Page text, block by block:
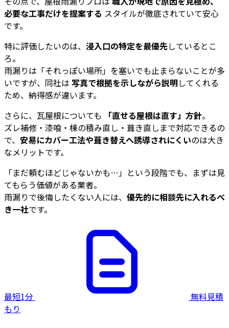
必要な工事だけを提案する スタイルが徹底されていて安心
です。
特に評価したいのは、 浸入口の特定を最優先しているとこ
ろ。
雨漏りは「それっぽい場所」を塞いでも止まらないことが多
いですが、同社は 写真で根拠を示しながら説明してくれる
ため、納得感が違います。
さらに、瓦屋根についても
「直せる屋根は直す」方針。
ズレ補修・漆喰・棟の積み直し・葺き直しまで対応できるの
で、 安易にカバー工法や葺き替えへ誘導されにくいのは大き
なメリットです。
「まだ頼むほどじゃないかも…」という段階でも、まずは見
てもらう価値がある業者。
雨漏りで後悔したくない人には、 優先的に相談先に入れるべ
き一社です。
最短1分
無料見積
もり